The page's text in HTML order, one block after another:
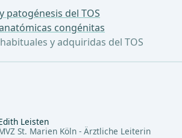
patogénesis del TOS
congénitas
y adquiridas del TOS
Leisten
St. Marien Köln - Ärztliche Leiterin